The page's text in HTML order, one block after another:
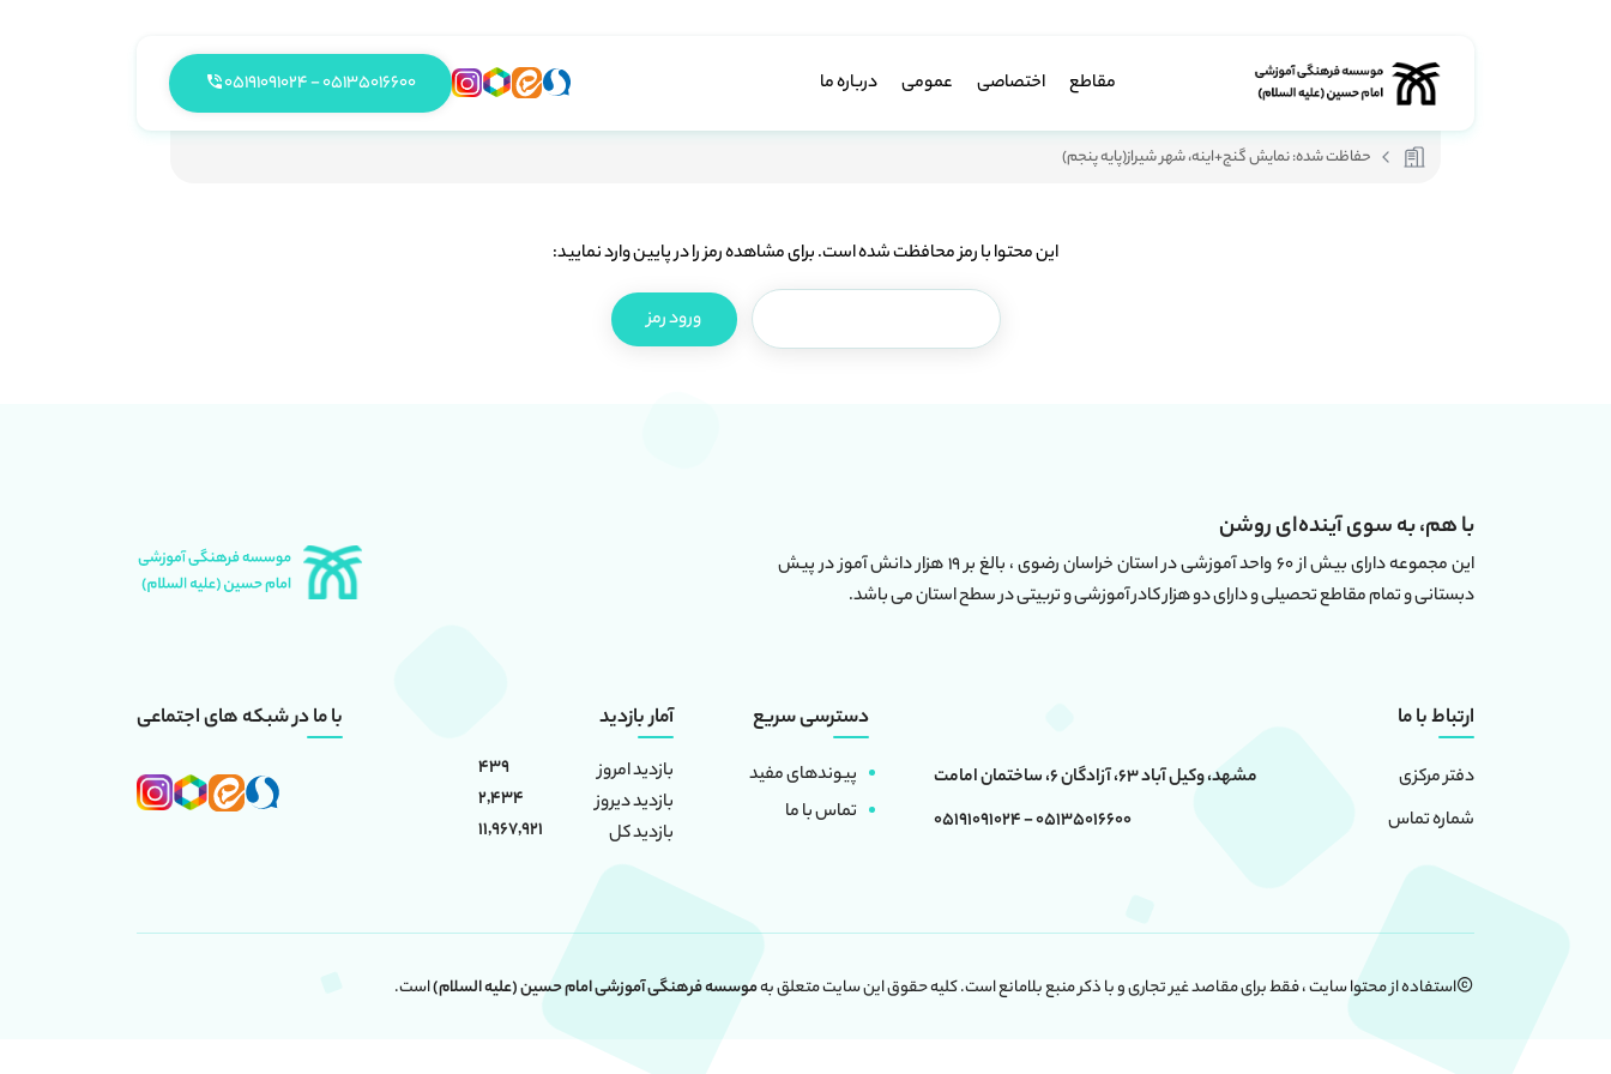
مقاطع اختصاصی عمومی درباره ما 05135016600 - 05191091024
حفاظت شده: نمایش گنج+اینه، شهر شیراز(پایه پنجم)
این محتوا با رمز محافظت شده است. برای مشاهده رمز را در پایین وارد نمایید:
با هم، به سوی آینده‌ای روشن
این مجموعه دارای بیش از ۶۰ واحد آموزشی در استان خراسان رضوی ، بالغ بر ۱۹ هزار دانش آموز در پیش
دبستانی و تمام مقاطع تحصیلی و دارای دو هزار کادر آموزشی و تربیتی در سطح استان می باشد.
ارتباط با ما
دفتر مرکزی
مشهد، وکیل آباد 63، آزادگان 6، ساختمان امامت
شماره تماس
05135016600 - 05191091024
دسترسی سریع
پیوندهای مفید
تماس با ما
آمار بازدید
بازدید امروز
439
بازدید دیروز
2,434
بازدید کل
11,967,921
با ما در شبکه های اجتماعی
استفاده از محتوا سایت ، فقط برای مقاصد غیر تجاری و با ذکر منبع بلامانع است. کلیه حقوق این سایت متعلق بهموسسه فرهنگی آموزشی امام حسین (علیه السلام)است.